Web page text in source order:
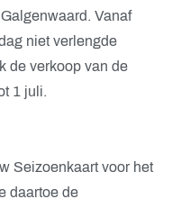
Vanaf
niet verlengde
de verkoop van de
1 juli.
Seizoenkaart voor het
daartoe de